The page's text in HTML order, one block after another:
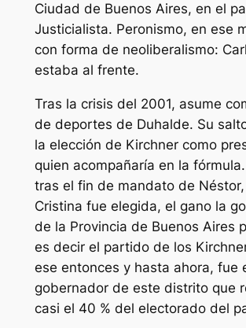
Ciudad de Buenos Aires, en el
Justicialista. Peronismo, en ese
con forma de neoliberalismo:
estaba al frente.
Tras la crisis del 2001, asume
de deportes de Duhalde. Su
la elección de Kirchner como
quien acompañaría en la
tras el fin de mandato de
Cristina fue elegida, el gano la
de la Provincia de Buenos Aires
es decir el partido de los
ese entonces y hasta ahora, fue
gobernador de este distrito que
casi el 40 % del electorado del